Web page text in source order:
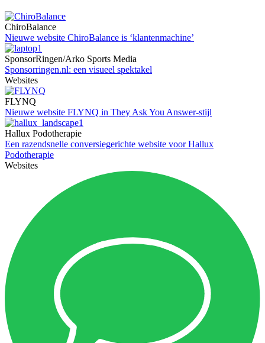
ChiroBalance
Nieuwe website ChiroBalance is ‘klantenmachine’
SponsorRingen/Arko Sports Media
Sponsorringen.nl: een visueel spektakel
Websites
FLYNQ
Nieuwe website FLYNQ in They Ask You Answer-stijl
Hallux Podotherapie
Een razendsnelle conversiegerichte website voor Hallux
Podotherapie
Websites